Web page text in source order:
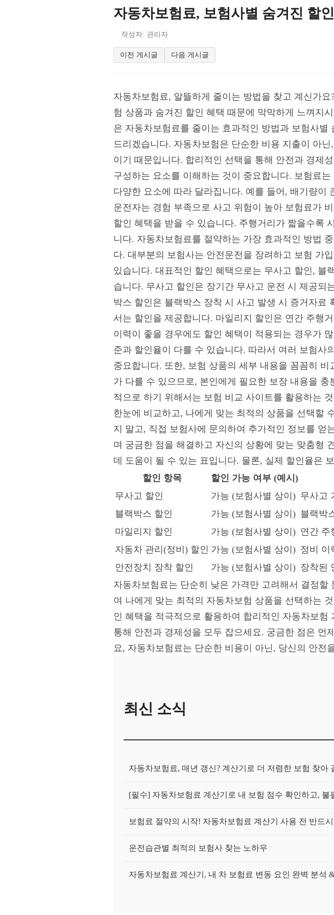
자동차보험료, 보험사별 숨겨진 할
작성자: 관리자
이전 게시글 다음 게시글
자동차보험료, 알뜰하게 줄이는 방법을 찾고 계신가
험 상품과 숨겨진 할인 혜택 때문에 막막하게 느껴지
은 자동차보험료를 줄이는 효과적인 방법과 보험사
드리겠습니다. 자동차보험은 단순한 비용 지출이 아
이기 때문입니다. 합리적인 선택을 통해 안전과 경제
구성하는 요소를 이해하는 것이 중요합니다. 보험료
다양한 요소에 따라 달라집니다. 예를 들어, 배기량이
운전자는 경험 부족으로 사고 위험이 높아 보험료가
할인 혜택을 받을 수 있습니다. 주행거리가 짧을수록
니다. 자동차보험료를 절약하는 가장 효과적인 방법
다. 대부분의 보험사는 안전운전을 장려하고 보험 가
있습니다. 대표적인 할인 혜택으로는 무사고 할인, 블
습니다. 무사고 할인은 장기간 무사고 운전 시 제공되
박스 할인은 블랙박스 장착 시 사고 발생 시 증거자료
서는 할인을 제공합니다. 마일리지 할인은 연간 주행
이력이 좋을 경우에도 할인 혜택이 적용되는 경우가
준과 할인율이 다를 수 있습니다. 따라서 여러 보험사
중요합니다. 또한, 보험 상품의 세부 내용을 꼼꼼히
가 다를 수 있으므로, 본인에게 필요한 보장 내용을
적으로 하기 위해서는 보험 비교 사이트를 활용하는
한눈에 비교하고, 나에게 맞는 최적의 상품을 선택할
지 말고, 직접 보험사에 문의하여 추가적인 정보를 얻
며 궁금한 점을 해결하고 자신의 상황에 맞는 맞춤형
데 도움이 될 수 있는 표입니다. 물론, 실제 할인율은
할인 항목
할인 가능 여부 (예시)
무사고 할인
가능 (보험사별 상이) 무사고
블랙박스 할인
가능 (보험사별 상이) 블랙박
마일리지 할인
가능 (보험사별 상이) 연간 주
자동차 관리(정비) 할인 가능 (보험사별 상이) 정비 이
안전장치 장착 할인
가능 (보험사별 상이) 장착된
자동차보험료는 단순히 낮은 가격만 고려해서 결정
여 나에게 맞는 최적의 자동차보험 상품을 선택하는
인 혜택을 적극적으로 활용하여 합리적인 자동차보
통해 안전과 경제성을 모두 잡으세요. 궁금한 점은 언
요, 자동차보험료는 단순한 비용이 아닌, 당신의 안전
최신 소식
자동차보험료, 매년 갱신? 계산기로 더 저렴한 보험 찾아
[필수] 자동차보험료 계산기로 내 보험 점수 확인하고, 불
보험료 절약의 시작! 자동차보험료 계산기 사용 전 반드시
운전습관별 최적의 보험사 찾는 노하우
자동차보험료 계산기, 내 차 보험료 변동 요인 완벽 분석